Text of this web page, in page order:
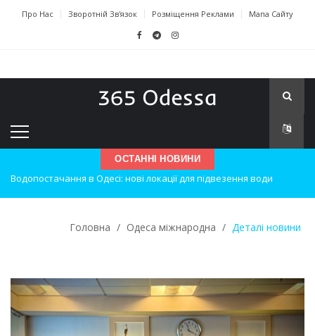
Про Нас Зворотній Зв'язок Розміщення Реклами Мапа Сайту
ОСТАННІ НОВИНИ
Нічна атака на Одесу: наслідки вибухів
Новини з Зимової школи інсульту в Швейцарії
Інтеграція ветеранів в українське суспільство
Головна / Одеса міжнародна / Деталі новини